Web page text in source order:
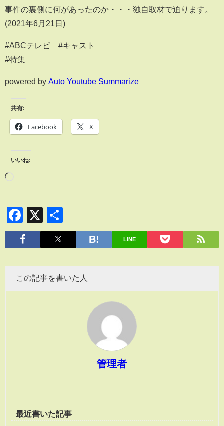
事件の裏側に何があったのか・・・独自取材で迫ります。
(2021年6月21日)
#ABCテレビ #キャスト
#特集
powered by Auto Youtube Summarize
共有:
Facebook X
いいね:
Facebook
X
有
LINE
この記事を書いた人
管理者
最近書いた記事